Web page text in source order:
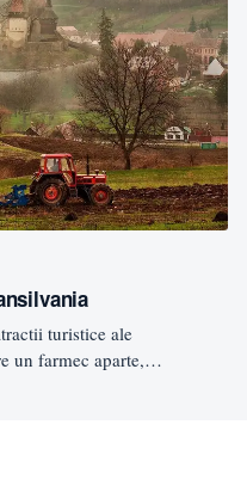
turistice ale
un farmec aparte,…